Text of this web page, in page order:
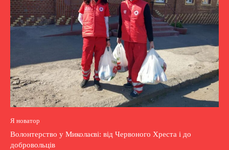
Я новатор
Волонтерство у Миколаєві: від Червоного Хреста і до
добровольців